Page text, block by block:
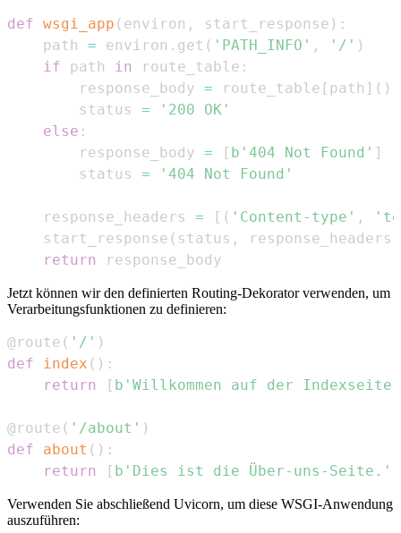
def wsgi_app ( environ , start_response ) :
    path
= environ . get ( 'PATH_INFO' , '/' )
if path in route_table :
        response_body
= route_table [ path ] ( )
        status
=
'200 OK'
else :
        response_body
= [ b'404 Not Found' ]
        status
= '404 Not Found'
    response_headers
= [ ( 'Content-type' ,
    start_response
( status , response_headers
return
response_body
Jetzt können wir den definierten Routing-Dekorator verwenden, um
Verarbeitungsfunktionen zu definieren:
@route ( '/' )
def
index ( ) :
return
[ b'Willkommen auf der
@route ( '/about' )
def
about ( ) :
return
[ b'Dies ist die Über-uns-Seite.'
Verwenden Sie abschließend Uvicorn, um diese WSGI-Anwendung
auszuführen: